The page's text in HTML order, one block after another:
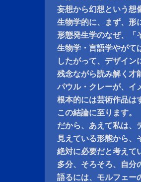
妄想から幻想という想
生物学的に、まず、形
形態発生学のなぜ、「
生物学・言語学やがて
したがって、デザイン
残念ながら読み解く才
パウル・クレーが、イ
根本的には芸術作品は
この結論に至ります。
だから、あえて私は、
見えている形態から、
絶対に必要だと考えて
多分、そろそろ、自分
語るには、モルフェー